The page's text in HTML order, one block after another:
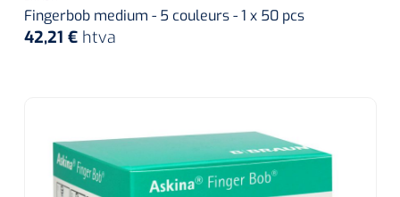
Alginates
Dissolvant de couche adhésive
Ouates
Fingerbob medium - 5 couleurs - 1 x 50 pcs
42,21 € htva